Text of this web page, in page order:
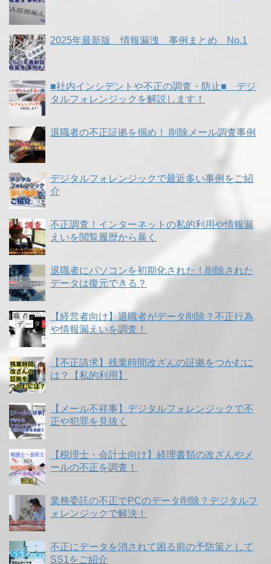
2025年最新版 情報漏洩 事例まとめ No.1
■社内インシデントや不正の調査・防止■ デジ
タルフォレンジックを解説します！
退職者の不正証拠を掴め！ 削除メール調査事例
デジタルフォレンジックで最近多い事例をご紹
介
不正調査！インターネットの私的利用や情報漏
えいを閲覧履歴から暴く
退職者にパソコンを初期化された！削除された
データは復元できる？
【経営者向け】退職者がデータ削除？不正行為
や情報漏えいを調査！
【不正請求】残業時間改ざんの証拠をつかむに
は？【私的利用】
【メール不祥事】デジタルフォレンジックで不
正や犯罪を見抜く
【税理士・会計士向け】経理書類の改ざんやメ
ールの不正を調査！
業務委託の不正でPCのデータ削除？デジタルフ
ォレンジックで解決！
不正にデータを消されて困る前の予防策として
SS1をご紹介